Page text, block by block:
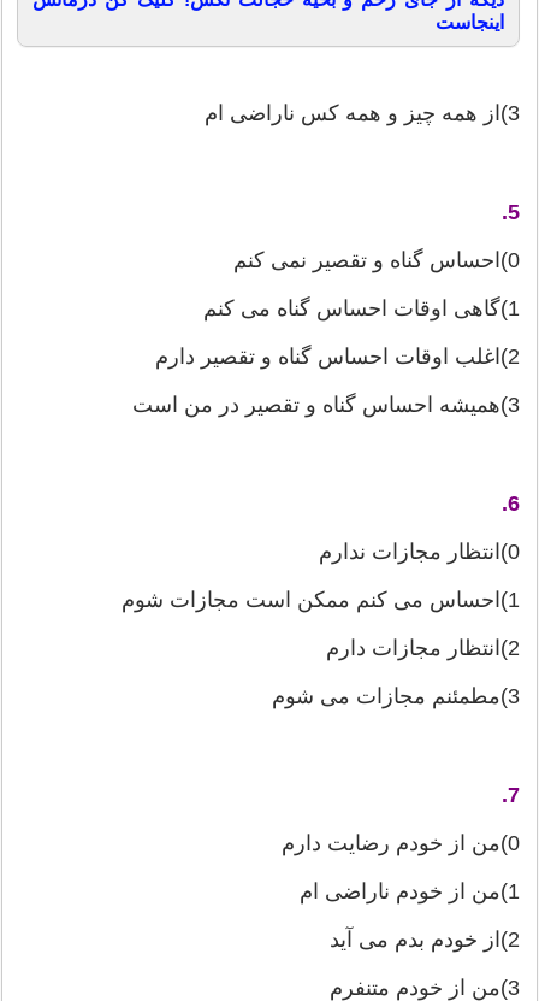
اینجاست
3)از همه چیز و همه كس ناراضی ام
5.
0)احساس گناه و تقصیر نمی كنم
1)گاهی اوقات احساس گناه می كنم
2)اغلب اوقات احساس گناه و تقصیر دارم
3)همیشه احساس گناه و تقصیر در من است
6.
0)انتظار مجازات ندارم
1)احساس می كنم ممكن است مجازات شوم
2)انتظار مجازات دارم
3)مطمئنم مجازات می شوم
7.
0)من از خودم رضایت دارم
1)من از خودم ناراضی ام
2)از خودم بدم می آید
3)من از خودم متنفرم